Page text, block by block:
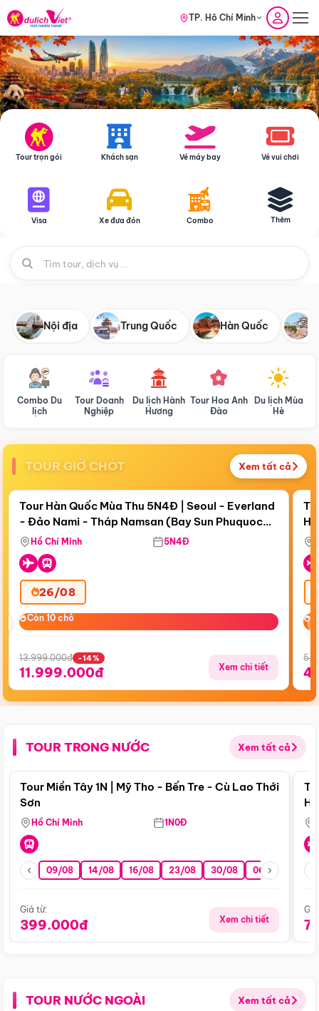
TP. Hồ Chí Minh
Tour trọn gói Khách sạn Vé máy bay Vé vui chơi
Visa Xe đưa đón Combo Thêm
Nội địa Trung Quốc Hàn Quốc
Combo Du
lịch
Tour Doanh
Nghiệp
Du lịch Hành
Hương
Tour Hoa Anh
Đào
Du lịch Mùa
Hè
TOUR GIỜ CHÓT Xem tất cả
Còn18 ngày 15:56:36
Bay Sun Phuquoc Airways
Điểm nổi bật
Tour Hàn Quốc Mùa Thu 5N4Đ | Seoul - Everland
- Đảo Nami - Tháp Namsan (Bay Sun Phuquoc
Airways)
Hồ Chí Minh 5N4Đ
26/08
Còn 10 chỗ
Còn 10 chỗ
13.999.000đ -14%
11.999.000đ Xem chi tiết
TOUR TRONG NƯỚC Xem tất cả
Điểm nổi bật
Tour Miền Tây 1N | Mỹ Tho - Bến Tre - Cù Lao Thới
Sơn
Hồ Chí Minh 1N0Đ
09/08 14/08 16/08 23/08 30/08 06/09 13/09
Giá từ:
399.000đ Xem chi tiết
TOUR NƯỚC NGOÀI Xem tất cả
Điểm nổi bật